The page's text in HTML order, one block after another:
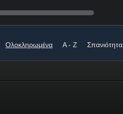
Ολοκληρωμένα A - Z Σπανιότητα